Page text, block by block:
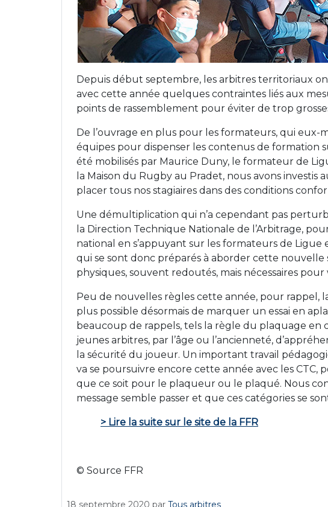
Depuis début septembre, les arbitres territoriaux
avec cette année quelques contraintes liés aux
points de rassemblement pour éviter de trop
De l’ouvrage en plus pour les formateurs, qui
équipes pour dispenser les contenus de formation
été mobilisés par Maurice Duny, le formateur de
la Maison du Rugby au Pradet, nous avons investis
placer tous nos stagiaires dans des conditions
Une démultiplication qui n’a cependant pas
la Direction Technique Nationale de l’Arbitrage,
national en s’appuyant sur les formateurs de
qui se sont donc préparés à aborder cette nouvelle
physiques, souvent redoutés, mais nécessaires
Peu de nouvelles règles cette année, pour rappel,
plus possible désormais de marquer un essai en
beaucoup de rappels, tels la règle du plaquage en
jeunes arbitres, par l’âge ou l’ancienneté,
la sécurité du joueur. Un important travail
va se poursuivre encore cette année avec les
que ce soit pour le plaqueur ou le plaqué. Nous
message semble passer et que ces catégories se
> Lire la suite sur le site de la FFR
© Source FFR
18 septembre 2020 par Tous arbitres